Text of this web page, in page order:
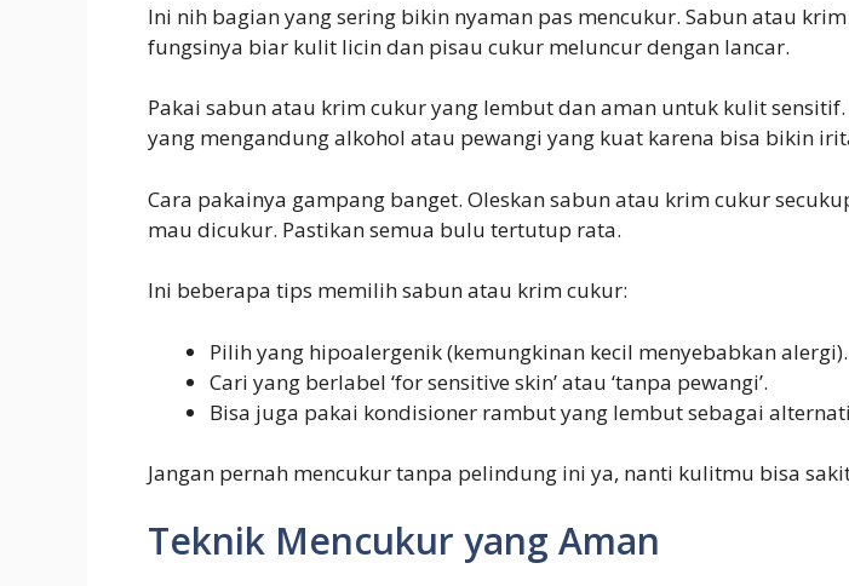
Ini nih bagian yang sering bikin nyaman pas mencukur. Sabun atau
fungsinya biar kulit licin dan pisau cukur meluncur dengan lancar.
Pakai sabun atau krim cukur yang lembut dan aman untuk kulit
yang mengandung alkohol atau pewangi yang kuat karena bisa bikin
Cara pakainya gampang banget. Oleskan sabun atau krim cukur
mau dicukur. Pastikan semua bulu tertutup rata.
Ini beberapa tips memilih sabun atau krim cukur:
Pilih yang hipoalergenik (kemungkinan kecil menyebabkan alergi).
Cari yang berlabel ‘for sensitive skin’ atau ‘tanpa pewangi’.
Bisa juga pakai kondisioner rambut yang lembut sebagai
Jangan pernah mencukur tanpa pelindung ini ya, nanti kulitmu bisa
Teknik Mencukur yang Aman